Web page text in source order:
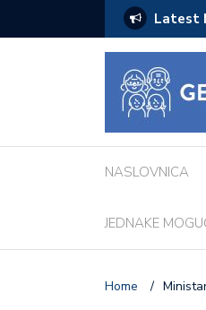
Latest
Evo koji su najčešći kod djece
NASLOVNICA
JEDNAKE
Home /